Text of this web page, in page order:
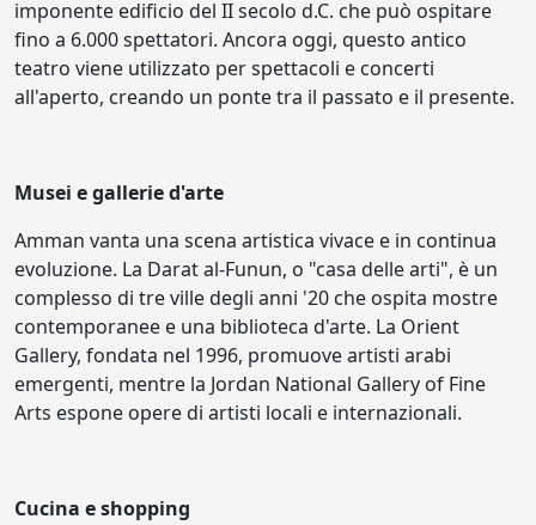
imponente edificio del II secolo d.C. che può ospitare
fino a 6.000 spettatori. Ancora oggi, questo antico
teatro viene utilizzato per spettacoli e concerti
all'aperto, creando un ponte tra il passato e il presente.
Musei e gallerie d'arte
Amman vanta una scena artistica vivace e in continua
evoluzione. La Darat al-Funun, o "casa delle arti", è un
complesso di tre ville degli anni '20 che ospita mostre
contemporanee e una biblioteca d'arte. La Orient
Gallery, fondata nel 1996, promuove artisti arabi
emergenti, mentre la Jordan National Gallery of Fine
Arts espone opere di artisti locali e internazionali.
Cucina e shopping